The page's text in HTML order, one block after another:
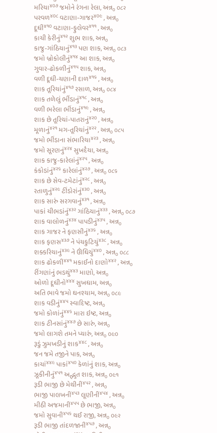
મરિયા૪૦૭ જમોને રંગના રેલા, અન્ન૦ ૦૮૨
પરવળ૪૦૮ વટાણા-ગાજર૪૦૯ , અન્ન૦
દૂધી૪૧૦ વટાણા-ફુલેવર૪૧૧ , અન્ન૦
કાચી કેરીનું૪૧૨ શુભ શાક, અન્ન૦
કાજુ-ગાંઠિયાનું૪૧૩ પણ શાક, અન્ન૦ ૦૮૩
જમો બ્રોકોલીનું૪૧૪ આ શાક, અન્ન૦
ગુવાર-ઢોકળીનું૪૧૫ શાક, અન્ન૦
વળી દૂધી-ચણાની દાળ૪૧૬ , અન્ન૦
શાકતૂરિયાંનું૪૧૭ રસાળ, અન્ન૦ ૦૮૪
શાકતળેલું ભીંડાનું૪૧૮ , અન્ન૦
વળી ભરેલા ભીંડાનું૪૧૯ , અન્ન૦
શાક છેતૂરિયાં-પાતરાનું૪૨૦ , અન્ન૦
મૂળાનું૪૨૧ મગ-તૂરિયાંનું૪૨૨ , અન્ન૦ ૦૮૫
જમો ભીંડાના સંભારિયા૪૨૩ , અન્ન૦
જમોસૂરણનું૪૨૪ સુખદૈયા, અન્ન૦
શાકકાજુ-કારેલાંનું૪૨૫ , અન્ન૦
કંકોડાંનું૪૨૬ કારેલાંનું૪૨૭ , અન્ન૦ ૦૮૬
શાક છેસેવ-ટમેટાંનું૪૨૮ , અન્ન૦
રતાળુનું૪૨૯ ટીંડોરાંનું૪૩૦ , અન્ન૦
શાક સારુંસરગવાનું૪૩૧ , અન્ન૦
પાકાં ચીભડાંનું૪૩૨ ગાંઠિયાનું૪૩૩ , અન્ન૦ ૦૮૭
શાકવાલોળનું૪૩૪ પાપડીનું૪૩૫ , અન્ન૦
શાકગાજર ને ફણસીનું૪૩૬ , અન્ન૦
શાકફણસ૪૩૭ નેપંચકુટિયું૪૩૮ , અન્ન૦
શક્કરિયાનું૪૩૯ ને ઊંધિયું૪૪૦ , અન્ન૦ ૦૮૮
શાકઢોકળી૪૪૧ મકાઈનો દાણો૪૪૨ , અન્ન૦
રીંગણાંનું ભડથું૪૪૩ માણો, અન્ન૦
ઓળો દૂધીનો૪૪૪ સુખધામ, અન્ન૦
અતિ ભાવે જમો ઘનશ્યામ, અન્ન૦ ૦૮૯
શાકવડીનું૪૪૫ સ્વાદિષ્ટ, અન્ન૦
જમો કોળાંનું૪૪૬ મારા ઇષ્ટ, અન્ન૦
શાકટીનસાંનું૪૪૭ છે સારું, અન્ન૦
જમો લાગશે તમને પ્યારું, અન્ન૦ ૦૯૦
રૂડુંઝુમખડીનું શાક૪૪૮ , અન્ન૦
જન જમે તજીને પાક, અન્ન૦
કાચાં૪૪૯ પાકાં૪૫૦ કેળાંનું શાક, અન્ન૦
ઝૂકીનીનું૪૫૧ અદ્ભુત શાક, અન્ન૦ ૦૯૧
રૂડી ભાજી છે મેથીની૪૫૨ , અન્ન૦
ભાજી પાલખની૪૫૩ લૂણીની૪૫૪ , અન્ન૦
મીઠી અજમાની૪૫૫ છે ભાજી, અન્ન૦
જમોસુવાની૪૫૬ થઈ રાજી, અન્ન૦ ૦૯૨
રૂડી ભાજી તાંદળજાની૪૫૭ , અન્ન૦